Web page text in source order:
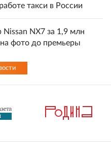
такси в России
Nissan NX7 за 1,9 млн
фото до премьеры